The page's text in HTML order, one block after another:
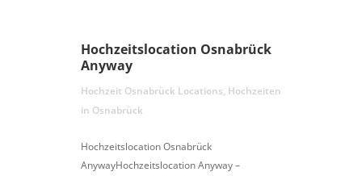
Hochzeitslocation Osnabrück
Anyway
Hochzeit Osnabrück Locations, Hochzeiten
in Osnabrück
Hochzeitslocation Osnabrück
AnywayHochzeitslocation Anyway –